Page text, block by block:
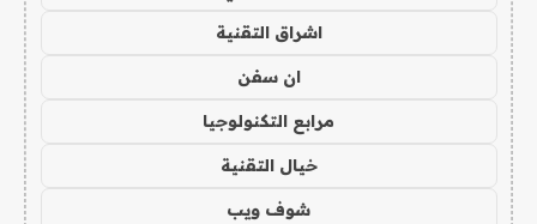
اشراق التقنية
ان سفن
مرابع التكنولوجيا
خيال التقنية
شوف ويب